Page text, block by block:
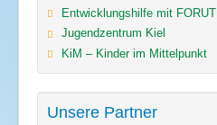
Entwicklungshilfe mit FORUT
Jugendzentrum Kiel
KiM – Kinder im Mittelpunkt
Unsere Partner